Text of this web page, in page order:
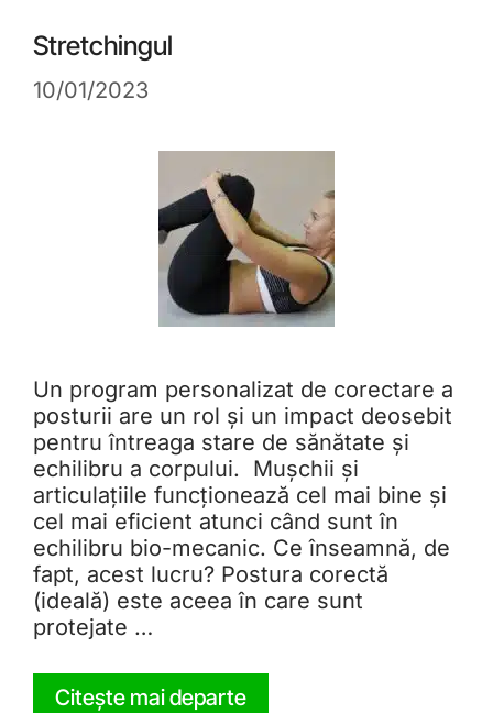
Stretchingul
10/01/2023
Un program personalizat de corectare a
posturii are un rol și un impact deosebit
pentru întreaga stare de sănătate și
echilibru a corpului. Mușchii și
articulațiile funcționează cel mai bine și
cel mai eficient atunci când sunt în
echilibru bio-mecanic. Ce înseamnă, de
fapt, acest lucru? Postura corectă
(ideală) este aceea în care sunt
protejate …
Citește mai departe